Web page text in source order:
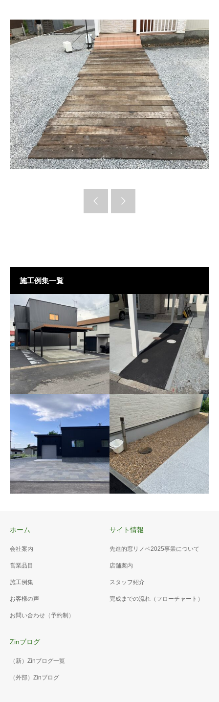
施工例集一覧
カーポート54
□900 色はｖグレー 物置：
ヨド物置エルモコンビ
はスミ色 アルミカーポー
ト：2台用 本体色：ブラッ
カーポート下：土間コンクリ
で滑りにくくなっています。
アプローチ42
エローです。 玄関までのア
げです。
の大きさをランダムに敷き詰
めました。平板の色はｖブラ
自社オリジナル商材の自然石
ホーム
会社案内
営業品目
施工例集
お客様の声
お問い合わせ（予約制）
サイト情報
先進的窓リノベ2025事業について
店舗案内
スタッフ紹介
完成までの流れ（フローチャート）
Zinブログ
（新）Zinブログ一覧
（外部）Zinブログ